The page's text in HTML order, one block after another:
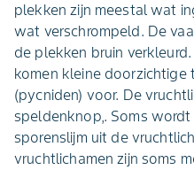
plekken zijn meestal wat
wat verschrompeld. De
de plekken bruin
komen kleine doorzichtige
(pycniden) voor. De
speldenknop,. Soms
sporenslijm uit de
vruchtlichamen zijn soms